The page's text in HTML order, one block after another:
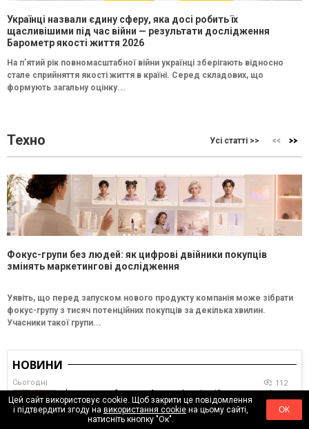
Українці назвали єдину сферу, яка досі робить їх
щасливішими під час війни — результати дослідження
Барометр якості життя 2026
На п’ятий рік повномасштабної війни українці зберігають відносно
стале сприйняття якості життя в країні. Серед складових, що
формують загальну оцінку...
Техно Усі статті >>
Фокус-групи без людей: як цифрові двійники покупців
змінять маркетингові дослідження
Уявіть, що перед запуском нового продукту компанія може зібрати
фокус-групу з тисяч потенційних покупців за декілька хвилин.
Учасники такої групи...
НОВИНИ
Сьогодні 112
Фокус-групи без людей: як цифрові двійники покупців
змінять маркетингові дослідження
Цей сайт використовує cookie. Щоб закрити це повідомлення
і підтвердити згоду на використання cookieна цьому сайті,
натисніть кнопку "Ок".
ОК